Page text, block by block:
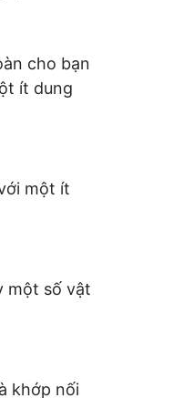
cho bạn
ít dung
một ít
một số vật
khớp nối